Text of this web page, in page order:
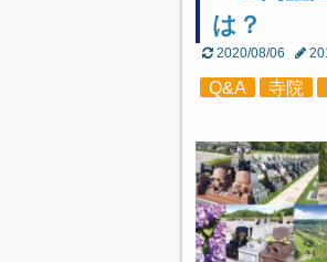
は？
2020/08/06
Q&A 寺院